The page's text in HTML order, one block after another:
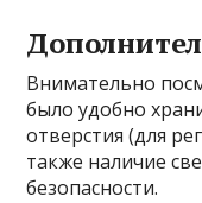
Внимательно
было удобно
отверстия (для
также наличие
безопасности.